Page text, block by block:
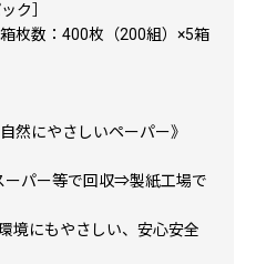
ク］
枚数：400枚（200組）×5箱
然にやさしいペーパー》
パー等で回収⇒製紙工場で
境にもやさしい、安心安全